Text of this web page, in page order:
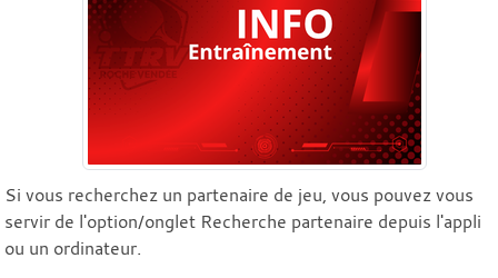
Si vous recherchez un partenaire de jeu, vous pouvez vous
servir de l'option/onglet Recherche partenaire depuis l'appli
ou un ordinateur.